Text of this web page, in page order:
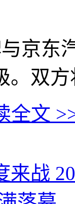
京东
。双
全文
来战